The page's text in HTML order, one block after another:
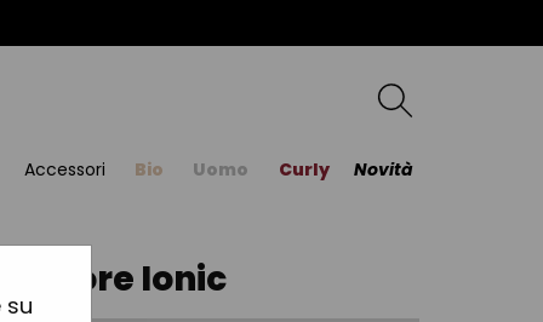
su
Accessori Bio Uomo Curly Novità
colore Ionic